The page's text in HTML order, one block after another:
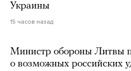
Украины
15 часов назад
Министр обороны Литвы
о возможных российских